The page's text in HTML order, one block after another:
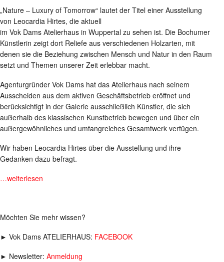
„Nature – Luxury of Tomorrow“ lautet der Titel einer Ausstellung
von Leocardia Hirtes, die aktuell
im Vok Dams Atelierhaus in Wuppertal zu sehen ist. Die Bochumer
Künstlerin zeigt dort Reliefe aus verschiedenen Holzarten, mit
denen sie die Beziehung zwischen Mensch und Natur in den Raum
setzt und Themen unserer Zeit erlebbar macht.
Agenturgründer Vok Dams hat das Atelierhaus nach seinem
Ausscheiden aus dem aktiven Geschäftsbetrieb eröffnet und
berücksichtigt in der Galerie ausschließlich Künstler, die sich
außerhalb des klassischen Kunstbetrieb bewegen und über ein
außergewöhnliches und umfangreiches Gesamtwerk verfügen.
Wir haben Leocardia Hirtes über die Ausstellung und ihre
Gedanken dazu befragt.
…weiterlesen
Möchten Sie mehr wissen?
► Vok Dams ATELIERHAUS: FACEBOOK
► Newsletter: Anmeldung